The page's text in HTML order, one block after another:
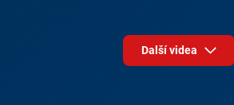
Další videa